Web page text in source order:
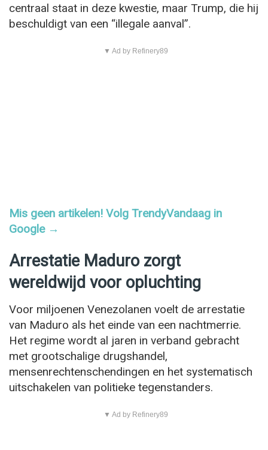
centraal staat in deze kwestie, maar Trump, die hij
beschuldigt van een “illegale aanval”.
▼ Ad by Refinery89
Mis geen artikelen! Volg TrendyVandaag in
Google →
Arrestatie Maduro zorgt
wereldwijd voor opluchting
Voor miljoenen Venezolanen voelt de arrestatie
van Maduro als het einde van een nachtmerrie.
Het regime wordt al jaren in verband gebracht
met grootschalige drugshandel,
mensenrechtenschendingen en het systematisch
uitschakelen van politieke tegenstanders.
▼ Ad by Refinery89